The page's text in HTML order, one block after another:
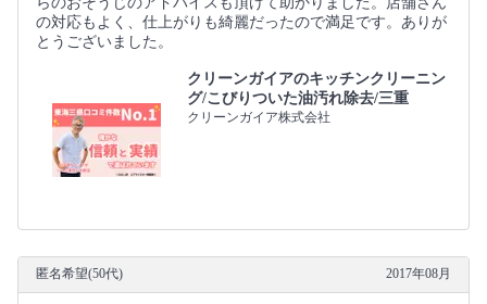
の対応もよく、仕上がりも綺麗だったので満足です。ありが
とうございました。
クリーンガイアのキッチンクリーニン
グ/こびりついた油汚れ除去/三重
クリーンガイア株式会社
匿名希望(50代) 2017年08月